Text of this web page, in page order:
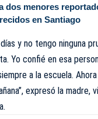
dos menores
en Santiago
y no tengo ninguna
Yo confié en esa
a la escuela.
expresó la madre,